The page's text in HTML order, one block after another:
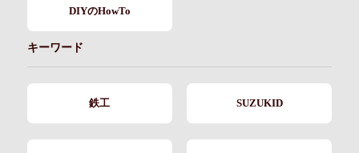
DIYのHowTo
キーワード
鉄工 SUZUKID